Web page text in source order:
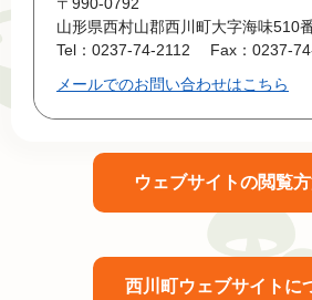
山形県西村山郡西川町大字海味510
Tel：0237-74-2112
Fax：0237-
メールでのお問い合わせはこちら
ウェブサイトの閲覧
西川町ウェブサイトに